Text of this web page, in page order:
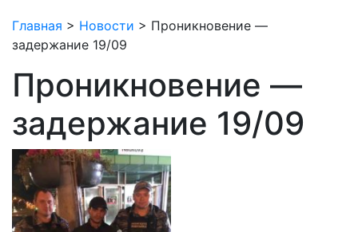
Главная > Новости > Проникновение —
задержание 19/09
Проникновение —
задержание 19/09